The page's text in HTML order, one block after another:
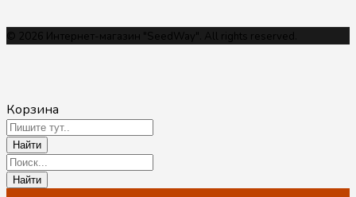
© 2026 Интернет-магазин "SeedWay". All rights reserved.
Корзина